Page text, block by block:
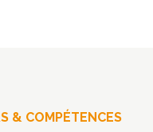
& COMPÉTENCES